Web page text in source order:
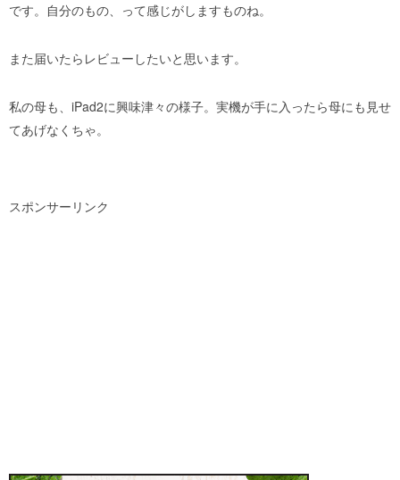
です。自分のもの、って感じがしますものね。
また届いたらレビューしたいと思います。
私の母も、iPad2に興味津々の様子。実機が手に入ったら母にも見せ
てあげなくちゃ。
スポンサーリンク